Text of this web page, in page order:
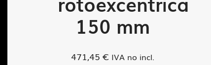
150 mm
471,45€ IVA no incl.